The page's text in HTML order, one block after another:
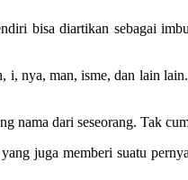
bisa diartikan sebagai
nya, man, isme, dan lain
dari seseorang. Tak
juga memberi suatu